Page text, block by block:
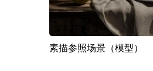
素描参照场景（模型）